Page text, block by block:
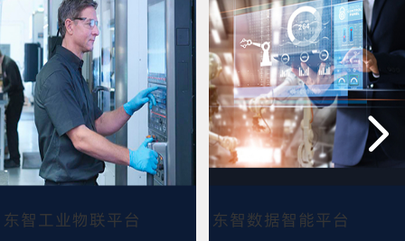
东智工业物联平台 东智数据智能平台